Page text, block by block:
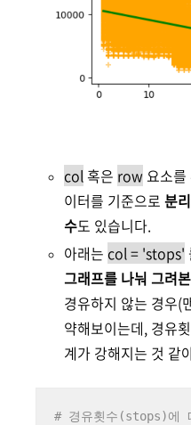
col혹은 row 요소를
이터를 기준으로 분
수도 있습니다.
아래는 col = 'stops'
그래프를 나눠 그려
경유하지 않는 경우(
약해보이는데, 경유
계가 강해지는 것 같
# 경유횟수(stops)에